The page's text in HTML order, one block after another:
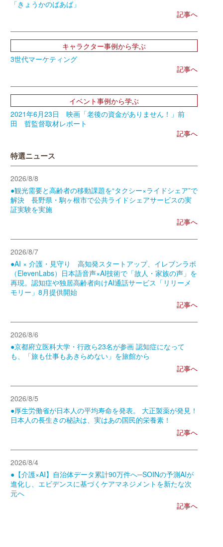
「きょうかのばあば」
記事へ
キャラクター事例から学ぶ
3世代マーケティング
記事へ
イベント事例から学ぶ
2021年6月23日 映画「老後の資金がありません！」前
田 哲監督取材レポート
記事へ
特選ニュース
2026/8/8
●観光需要と高齢者の移動課題を“タクシー×ライドシェア”で
解決 長野県・駒ヶ根市で公共ライドシェアサービスの実
証実験を実施
記事へ
2026/8/7
●AI × 介護・見守り 高知発スタートアップ、イレブンラボ
（ElevenLabs）日本語音声×AI技術で「故人・家族の声」を
再現。認知症や独居高齢者向けAI通話サービス「リリーメ
モリー」8月提供開始
記事へ
2026/8/6
●京都府立医科大学・行政ら23名が参画 認知症になって
も、「旅も仕事もあきらめない」を旅館から
記事へ
2026/8/5
●厚生労働省が日本人の平均寿命を発表。 大正製薬が発見！
日本人の長生きの秘訣は、実はあの国民的栄養素！
記事へ
2026/8/4
●【介護×AI】自治体データ累計90万件へ─SOINの予測AIが
進化し、エビデンスに基づくケアマネジメントを新たな次
元へ
記事へ